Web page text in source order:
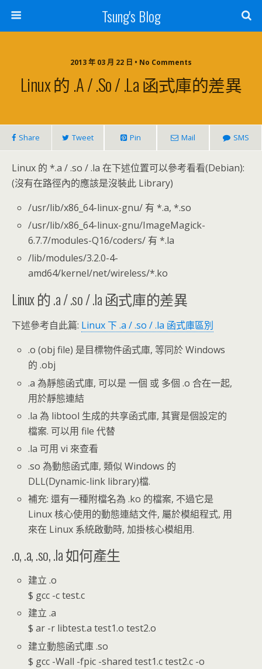
Tsung's Blog
2013 年 03 月 22 日 • No Comments
Linux 的 .a / .so / .la 函式庫的差異
Share Tweet Pin Mail SMS
Linux 的 *.a / .so / .la 在下述位置可以參考看看(Debian):
(沒有在路徑內的應該是沒裝此 Library)
/usr/lib/x86_64-linux-gnu/ 有 *.a, *.so
/usr/lib/x86_64-linux-gnu/ImageMagick-
6.7.7/modules-Q16/coders/ 有 *.la
/lib/modules/3.2.0-4-
amd64/kernel/net/wireless/*.ko
Linux 的 .a / .so / .la 函式庫的差異
下述參考自此篇: Linux 下 .a / .so / .la 函式庫區別
.o (obj file) 是目標物件函式庫, 等同於 Windows
的 .obj
.a 為靜態函式庫, 可以是 一個 或 多個 .o 合在一起,
用於靜態連結
.la 為 libtool 生成的共享函式庫, 其實是個設定的
檔案. 可以用 file 代替
.la 可用 vi 來查看
.so 為動態函式庫, 類似 Windows 的
DLL(Dynamic-link library)檔.
補充: 還有一種附檔名為 .ko 的檔案, 不過它是
Linux 核心使用的動態連結文件, 屬於模組程式, 用
來在 Linux 系統啟動時, 加掛核心模組用.
.o, .a, .so, .la 如何產生
建立 .o
$ gcc -c test.c
建立 .a
$ ar -r libtest.a test1.o test2.o
建立動態函式庫 .so
$ gcc -Wall -fpic -shared test1.c test2.c -o